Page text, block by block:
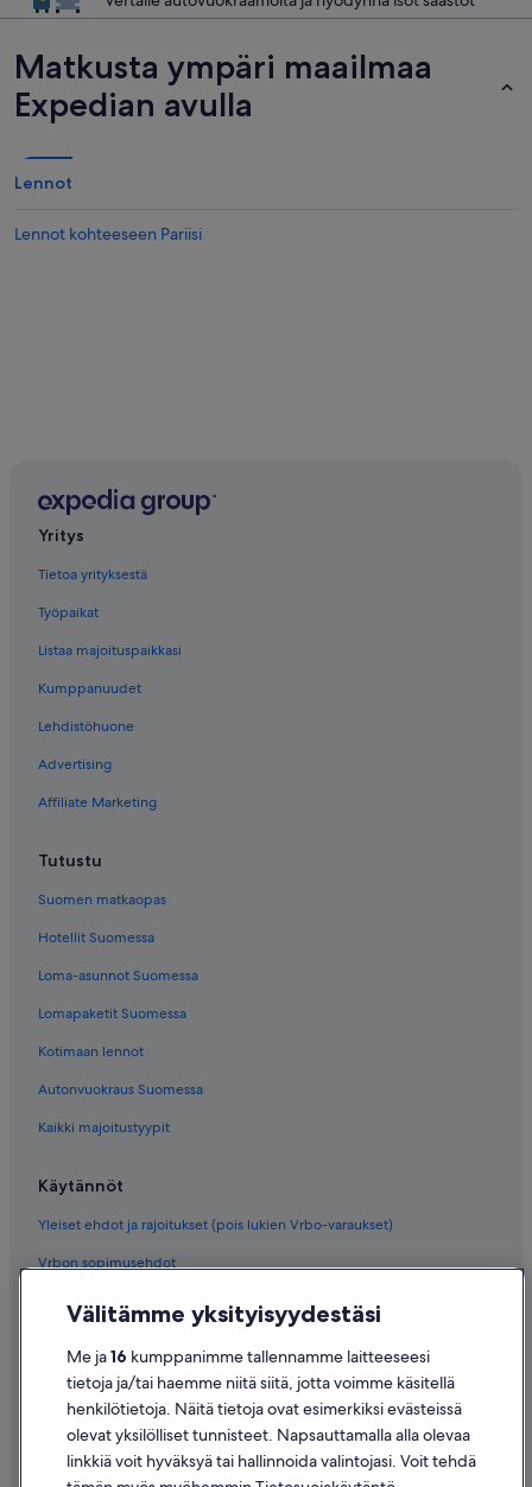
Matkusta ympäri maailmaa
Expedian avulla
Lennot
Lennot kohteeseen Pariisi
Yritys
Tietoa yrityksestä
Työpaikat
Listaa majoituspaikkasi
Kumppanuudet
Lehdistöhuone
Advertising
Affiliate Marketing
Tutustu
Suomen matkaopas
Hotellit Suomessa
Loma-asunnot Suomessa
Lomapaketit Suomessa
Kotimaan lennot
Autonvuokraus Suomessa
Kaikki majoitustyypit
Käytännöt
Yleiset ehdot ja rajoitukset (pois lukien Vrbo-varaukset)
Vrbon sopimusehdot
Evästeet
Käyttöehdot
Oikeudelliset tiedot / ota meihin yhteyttä
Välitämme yksityisyydestäsi
Me ja16 kumppanimme tallennamme laitteeseesi
tietoja ja/tai haemme niitä siitä, jotta voimme käsitellä
henkilötietoja. Näitä tietoja ovat esimerkiksi evästeissä
olevat yksilölliset tunnisteet. Napsauttamalla alla olevaa
linkkiä voit hyväksyä tai hallinnoida valintojasi. Voit tehdä